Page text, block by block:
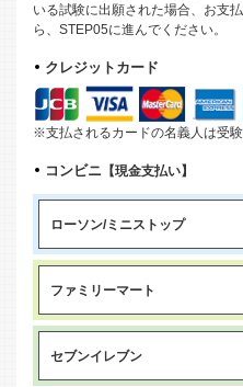
いる試験に出願された場合、お支
ら、STEP05に進んでください。
クレジットカード
※支払されるカードの名義人は受
コンビニ 【現金支払い】
ローソン/ミニストップ
ファミリーマート
セブンイレブン